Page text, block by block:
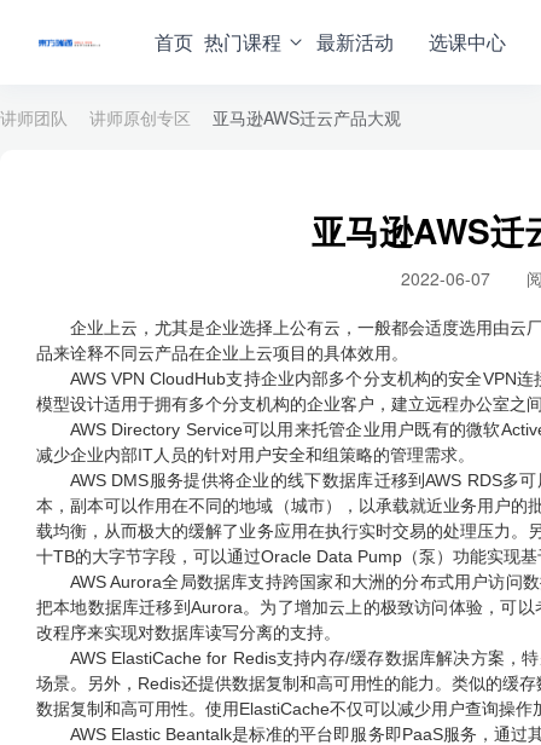
首页 热门课程 最新活动 选课中心
讲师团队 讲师原创专区 亚马逊AWS迁云产品大观
亚马逊AWS迁
2022-06-07
企业上云，尤其是企业选择上公有云，一般都会适度选用由云
品来诠释不同云产品在企业上云项目的具体效用。
AWS VPN CloudHub支持企业内部多个分支机构的安全VPN
模型设计适用于拥有多个分支机构的企业客户，建立远程办公室之
AWS Directory Service可以用来托管企业用户既有的微软
减少企业内部IT人员的针对用户安全和组策略的管理需求。
AWS DMS服务提供将企业的线下数据库迁移到AWS RDS多
本，副本可以作用在不同的地域（城市），以承载就近业务用户
载均衡，从而极大的缓解了业务应用在执行实时交易的处理压力
十TB的大字节字段，可以通过Oracle Data Pump（泵）功能实现
AWS Aurora全局数据库支持跨国家和大洲的分布式用户访问
把本地数据库迁移到Aurora。为了增加云上的极致访问体验，可
改程序来实现对数据库读写分离的支持。
AWS ElastiCache for Redis支持内存/缓存数据库解决方案，
场景。另外，Redis还提供数据复制和高可用性的能力。类似的缓
数据复制和高可用性。使用ElastiCache不仅可以减少用户查询操
AWS Elastic Beantalk是标准的平台即服务即PaaS服务，通过